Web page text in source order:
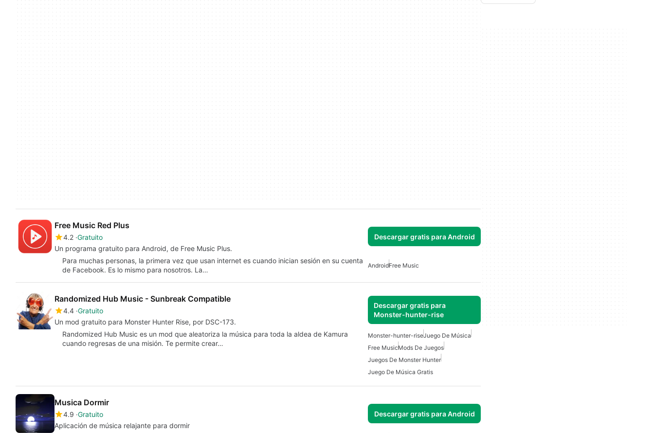
Free Music Red Plus
4.2 Gratuito
Un programa gratuito para Android, de Free Music Plus.
Descargar gratis para Android
Para muchas personas, la primera vez que usan internet es cuando inician sesión en su cuenta
de Facebook. Es lo mismo para nosotros. La…
AndroidFree Music
Randomized Hub Music - Sunbreak Compatible
4.4 Gratuito
Un mod gratuito para Monster Hunter Rise, por DSC-173.
Descargar gratis para
Monster-hunter-rise
Randomized Hub Music es un mod que aleatoriza la música para toda la aldea de Kamura
cuando regresas de una misión. Te permite crear…
Monster-hunter-riseJuego De Música
Free MusicMods De Juegos
Juegos De Monster Hunter
Juego De Música Gratis
Musica Dormir
4.9 Gratuito
Aplicación de música relajante para dormir
Descargar gratis para Android